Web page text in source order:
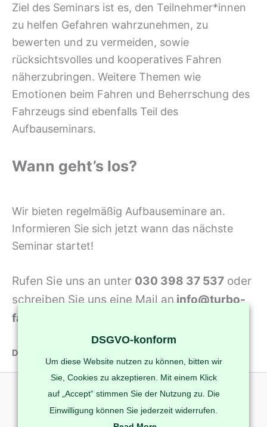
Ziel des Seminars ist es, den Teilnehmer*innen
zu helfen Gefahren wahrzunehmen, zu
bewerten und zu vermeiden, sowie
rücksichtsvolles und kooperatives Fahren
näherzubringen. Weitere Themen wie
Emotionen beim Fahren und Beherrschung des
Fahrzeugs sind ebenfalls Teil des
Aufbauseminars.
Wann geht’s los?
Wir bieten regelmäßig Aufbauseminare an.
Informieren Sie sich jetzt wann das nächste
Seminar startet!
Rufen Sie uns an unter 030 398 37 537 oder
schreiben Sie uns eine Mail aninfo@turbo-
fahrschule.com
Das Aufbauseminar kostet momentan nur
DSGVO-konform
Um diese Website nutzen zu können, bitten wir
Sie, Cookies zu akzeptieren. Mit einem Klick
auf „Accept“ stimmen Sie der Nutzung zu. Die
Einwilligung können Sie jederzeit widerrufen.